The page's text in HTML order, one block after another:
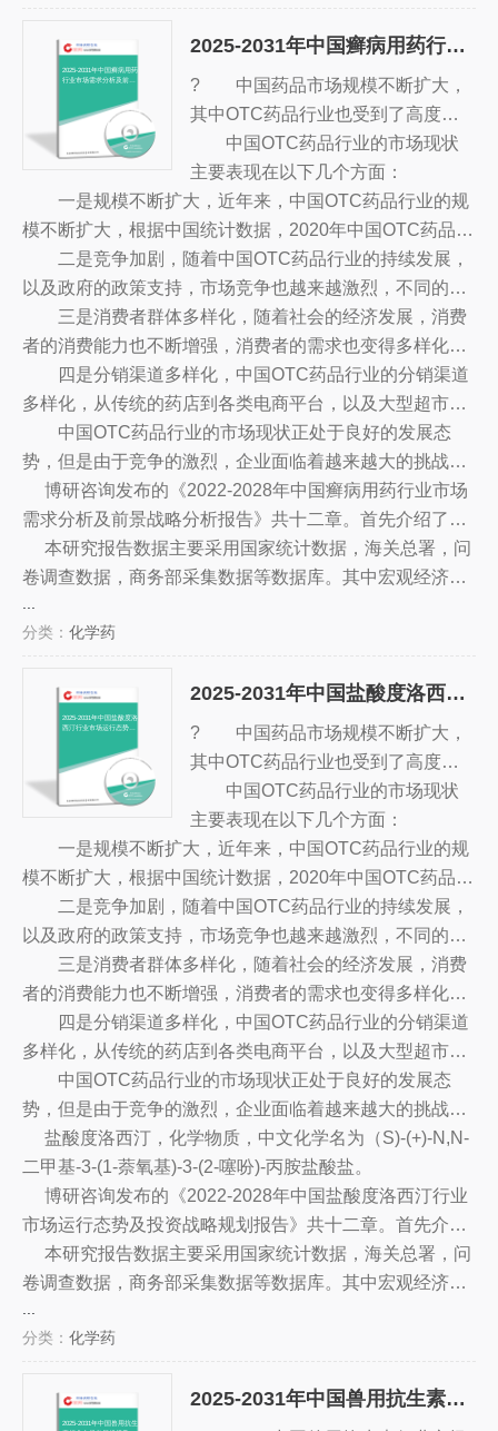
资预测。您若想对盐酸洛美沙星片产业有个系统的了解或
者想投资中国盐酸洛美沙星片行业，本报告是您不可或缺
的重要工具。
各类市场监测数据库。
2025-2031年中国癣病用药
行业市场需求分析及前景
2025-2031年中国癣病用药行业市场需求分析及前景战略分析报告
? 中国药品市场规模不断扩大，
其中OTC药品行业也受到了高度重
视。随着消费者对健康和药品的日益
重视，以及新技术的不断发展，OT
C药品行业的发展也越来越迅速。
中国OTC药品行业的市场现状
主要表现在以下几个方面：
一是规模不断扩大，近年来，中国OTC药品行业的规
模不断扩大，根据中国统计数据，2020年中国OTC药品的
总销售额已达到3.5万亿元，比上一年增长近10%，同比增
长14.8%。
二是竞争加剧，随着中国OTC药品行业的持续发展，
以及政府的政策支持，市场竞争也越来越激烈，不同的企
业纷纷投入大量的资源，加强品牌建设，推出更多的新产
品，以抢占市场份额。
三是消费者群体多样化，随着社会的经济发展，消费
者的消费能力也不断增强，消费者的需求也变得多样化，
各类OTC药品也受到了消费者的青睐，消费者群体也越来
越多样化，消费偏好也越来越多元化。
四是分销渠道多样化，中国OTC药品行业的分销渠道
多样化，从传统的药店到各类电商平台，以及大型超市、
便利店等，都成为OTC药品行业的分销渠道，为消费者提
供更多的选择。
中国OTC药品行业的市场现状正处于良好的发展态
势，但是由于竞争的激烈，企业面临着越来越大的挑战，
因此，企业需要深入研究市场，抓住市场机遇，建立品牌
优势，拓展新的发展方向，以赢得更多的市场份额。
博研咨询发布的《2022-2028年中国癣病用药行业市场
需求分析及前景战略分析报告》共十二章。首先介绍了癣
病用药行业市场发展环境、癣病用药整体运行态势等，接
着分析了癣病用药行业市场运行的现状，然后介绍了癣病
用药市场竞争格局。随后，报告对癣病用药做了重点企业
经营状况分析，最后分析了癣病用药行业发展趋势与投资
癣病用药行业，本报告是您不可或缺的重要工具。
本研究报告数据主要采用国家统计数据，海关总署，问
卷调查数据，商务部采集数据等数据库。其中宏观经济数
据主要来自国家统计局，部分行业统计数据主要来自国家
统计局及市场调研数据，企业数据主要来自于国统计局规
各类市场监测数据库。
分类： 化学药
2025-2031年中国盐酸度洛
西汀行业市场运行态势及
2025-2031年中国盐酸度洛西汀行业市场运行态势及投资战略规划报告
? 中国药品市场规模不断扩大，
其中OTC药品行业也受到了高度重
视。随着消费者对健康和药品的日益
重视，以及新技术的不断发展，OT
C药品行业的发展也越来越迅速。
中国OTC药品行业的市场现状
主要表现在以下几个方面：
一是规模不断扩大，近年来，中国OTC药品行业的规
模不断扩大，根据中国统计数据，2020年中国OTC药品的
总销售额已达到3.5万亿元，比上一年增长近10%，同比增
长14.8%。
二是竞争加剧，随着中国OTC药品行业的持续发展，
以及政府的政策支持，市场竞争也越来越激烈，不同的企
业纷纷投入大量的资源，加强品牌建设，推出更多的新产
品，以抢占市场份额。
三是消费者群体多样化，随着社会的经济发展，消费
者的消费能力也不断增强，消费者的需求也变得多样化，
各类OTC药品也受到了消费者的青睐，消费者群体也越来
越多样化，消费偏好也越来越多元化。
四是分销渠道多样化，中国OTC药品行业的分销渠道
多样化，从传统的药店到各类电商平台，以及大型超市、
便利店等，都成为OTC药品行业的分销渠道，为消费者提
供更多的选择。
中国OTC药品行业的市场现状正处于良好的发展态
势，但是由于竞争的激烈，企业面临着越来越大的挑战，
因此，企业需要深入研究市场，抓住市场机遇，建立品牌
优势，拓展新的发展方向，以赢得更多的市场份额。
盐酸度洛西汀，化学物质，中文化学名为（S)-(+)-N,N-
二甲基-3-(1-萘氧基)-3-(2-噻吩)-丙胺盐酸盐。
博研咨询发布的《2022-2028年中国盐酸度洛西汀行业
市场运行态势及投资战略规划报告》共十二章。首先介绍
了盐酸度洛西汀行业市场发展环境、盐酸度洛西汀整体运
行态势等，接着分析了盐酸度洛西汀行业市场运行的现
状，然后介绍了盐酸度洛西汀市场竞争格局。随后，报告
对盐酸度洛西汀做了重点企业经营状况分析，最后分析了
洛西汀产业有个系统的了解或者想投资盐酸度洛西汀行
业，本报告是您不可或缺的重要工具。
本研究报告数据主要采用国家统计数据，海关总署，问
卷调查数据，商务部采集数据等数据库。其中宏观经济数
据主要来自国家统计局，部分行业统计数据主要来自国家
统计局及市场调研数据，企业数据主要来自于国统计局规
各类市场监测数据库。
分类： 化学药
2025-2031年中国兽用抗生
2025-2031年中国兽用抗生素行业市场发展规模及投资方向分析报告